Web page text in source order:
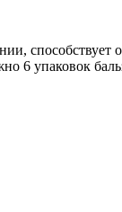
6 упаковок